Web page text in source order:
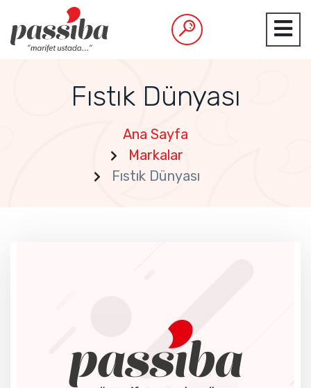
Fıstık Dünyası
Ana Sayfa
Markalar
Fıstık Dünyası